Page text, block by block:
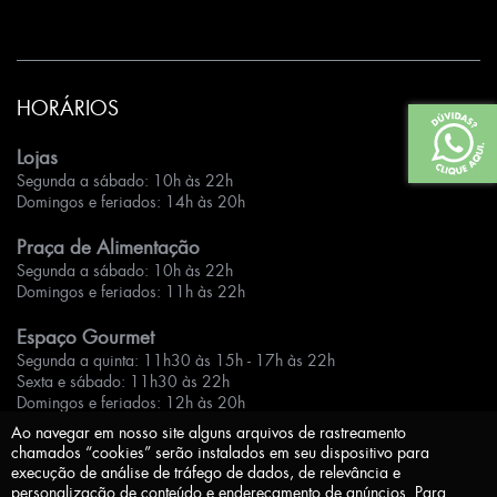
HORÁRIOS
Lojas
Segunda a sábado: 10h às 22h
Domingos e feriados: 14h às 20h
Praça de Alimentação
Segunda a sábado: 10h às 22h
Domingos e feriados: 11h às 22h
Espaço Gourmet
Segunda a quinta: 11h30 às 15h - 17h às 22h
Sexta e sábado: 11h30 às 22h
Domingos e feriados: 12h às 20h
Ao navegar em nosso site alguns arquivos de rastreamento
chamados “cookies” serão instalados em seu dispositivo para
execução de análise de tráfego de dados, de relevância e
personalização de conteúdo e endereçamento de anúncios. Para